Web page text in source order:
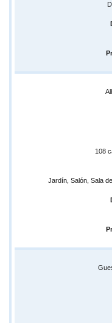
108
Jardín, Salón, Sala